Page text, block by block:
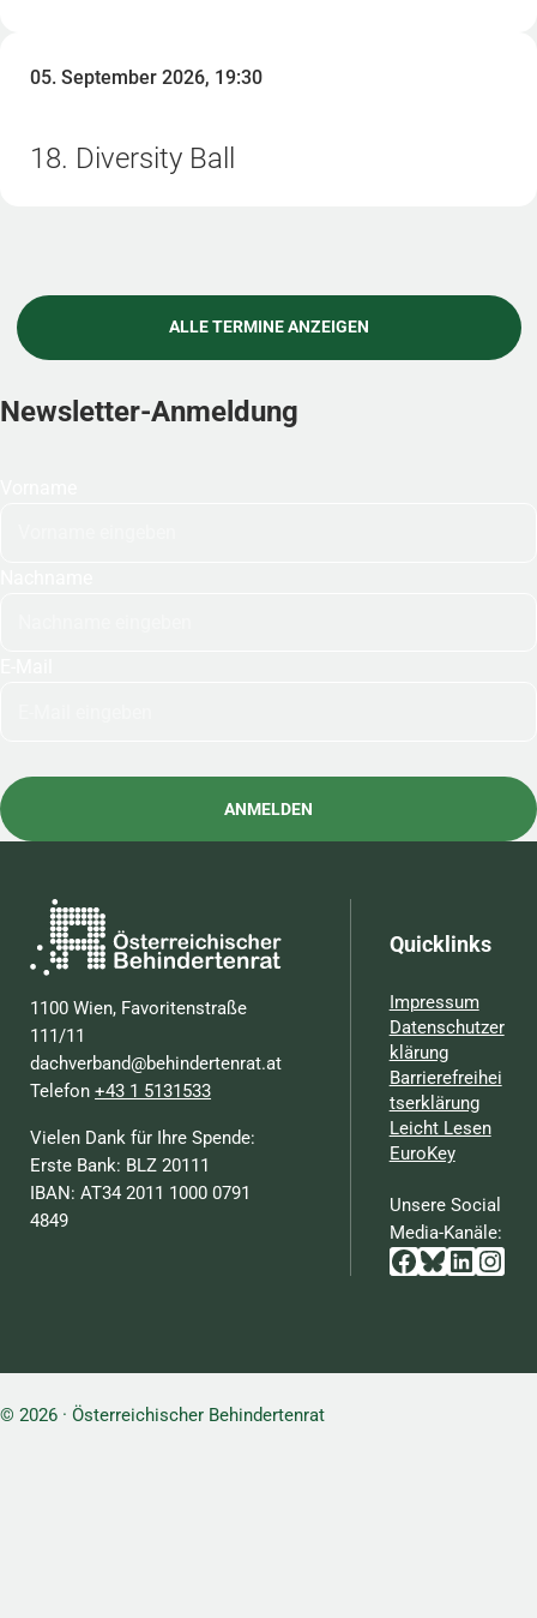
18. Diversity Ball
05. September 2026, 19:30
ALLE TERMINE ANZEIGEN
Newsletter-Anmeldung
1100 Wien, Favoritenstraße
111/11
dachverband@behindertenrat.at
Telefon+43 1 5131533
Vielen Dank für Ihre Spende:
Erste Bank: BLZ 20111
IBAN: AT34 2011 1000 0791
4849
Quicklinks
Impressum
Datenschutzer
klärung
Barrierefreihei
tserklärung
Leicht Lesen
EuroKey
Unsere Social
Media-Kanäle:
Facebook
Bluesky
© 2026 · Österreichischer Behindertenrat